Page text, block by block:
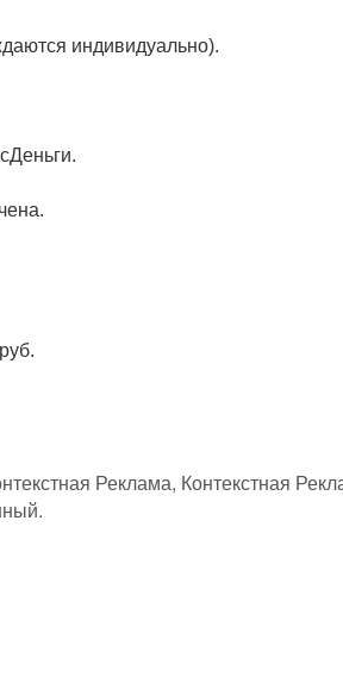
индивидуально).
Реклама, Контекстная